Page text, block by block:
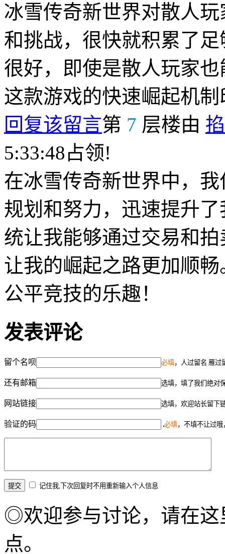
冰雪传奇新世界对散人
和挑战，很快就积累了
很好，即使是散人玩家
这款游戏的快速崛起机
回复该留言第 7 层楼由
5:33:48占领!
在冰雪传奇新世界中，
规划和努力，迅速提升
统让我能够通过交易和
让我的崛起之路更加顺
公平竞技的乐趣！
发表评论
留个名呗 必填，人过留名 雁过
还有邮箱 选填，填了我们绝对
网站链接 选填，欢迎站长留下
验证的码 必填，不填不让过
记住我,下次回复时不用重新输入个人信息
◎欢迎参与讨论，请在这
点。